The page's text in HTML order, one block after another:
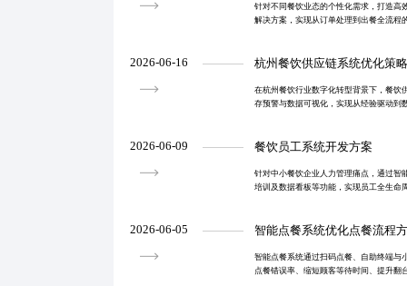
针对不同餐饮业态的个性化需求，打造高
解决方案，实现从订单处理到出餐全流程
2026-06-16 杭州餐饮供应链系统优化策略
在杭州餐饮行业数字化转型背景下，餐饮
存预警与数据可视化，实现从经验驱动到
2026-06-09 餐饮员工系统开发方案
针对中小餐饮企业人力管理痛点，通过智
培训及数据看板等功能，实现员工全生命
2026-06-05 智能点餐系统优化点餐流程
智能点餐系统通过扫码点餐、自助终端与
点餐错误率、缩短顾客等待时间、提升翻